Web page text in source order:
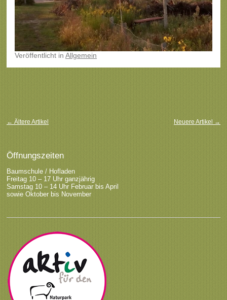
Veröffentlicht in Allgemein
← Ältere Artikel Neuere Artikel →
Öffnungszeiten
Baumschule / Hofladen
Freitag 10 – 17 Uhr ganzjährig
Samstag 10 – 14 Uhr Februar bis April
sowie Oktober bis November